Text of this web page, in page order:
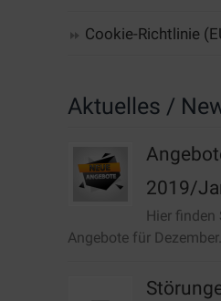
Cookie-Richtlinie
Aktuelles /
2019/
Hier finden
Angebote für